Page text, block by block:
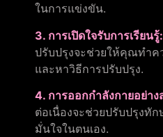
ในการแข่งขัน.
3. การเปิดใจรับการเรียนรู้:
ปรับปรุงจะช่วยให้คุณทำค
และหาวิธีการปรับปรุง.
4. การออกกำลังกายอย่าง
ต่อเนื่องจะช่วยปรับปรุงทั
มั่นใจในตนเอง.